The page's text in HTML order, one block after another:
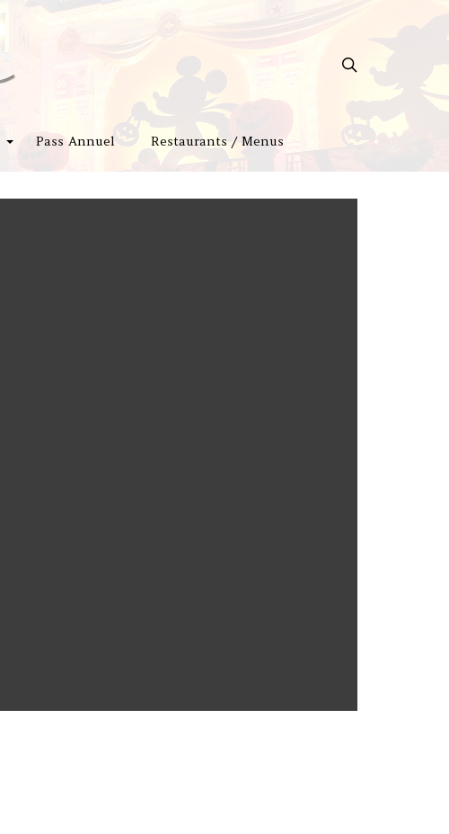
Pass Annuel Restaurants / Menus